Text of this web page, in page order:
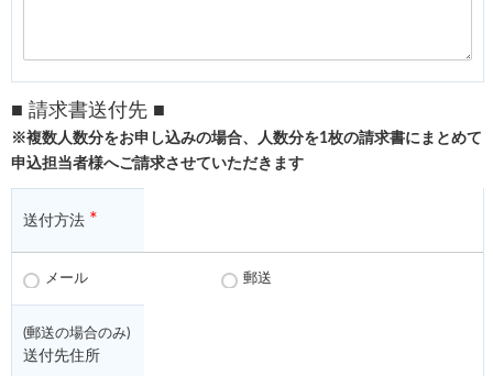
■ 請求書送付先 ■
※複数人数分をお申し込みの場合、人数分を1枚の請求書にまとめて
申込担当者様へご請求させていただきます
送付方法 *
メール 郵送
(郵送の場合のみ)
送付先住所